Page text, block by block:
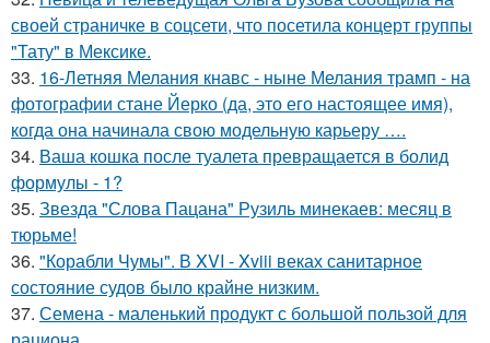
своей страничке в соцсети, что посетила концерт группы
"Тату" в Мексике.
33. 16-Летняя Мелания кнавс - ныне Мелания трамп - на
фотографии стане Йерко (да, это его настоящее имя),
когда она начинала свою модельную карьеру ….
34. Ваша кошка после туалета превращается в болид
формулы - 1?
35. Звезда "Слова Пацана" Рузиль минекаев: месяц в
тюрьме!
36. "Корабли Чумы". В XVI - Xviii веках санитарное
состояние судов было крайне низким.
37. Семена - маленький продукт с большой пользой для